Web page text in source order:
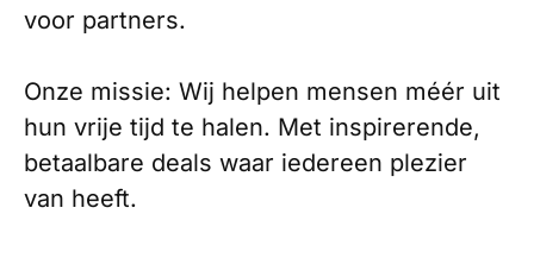
voor partners.
Onze missie: Wij helpen mensen méér uit
hun vrije tijd te halen. Met inspirerende,
betaalbare deals waar iedereen plezier
van heeft.